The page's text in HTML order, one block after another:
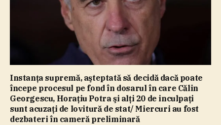
Instanţa supremă, aşteptată să decidă dacă poate
începe procesul pe fond în dosarul în care Călin
Georgescu, Horaţiu Potra şi alţi 20 de inculpaţi
sunt acuzaţi de lovitură de stat/ Miercuri au fost
dezbateri în cameră preliminară